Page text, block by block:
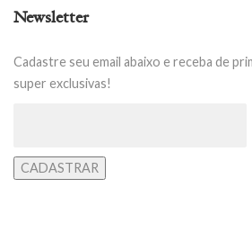
Newsletter
Cadastre seu email abaixo e receba de
super exclusivas!